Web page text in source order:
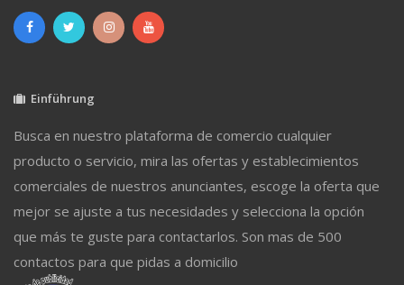
Einführung
Busca en nuestro plataforma de comercio cualquier
producto o servicio, mira las ofertas y establecimientos
comerciales de nuestros anunciantes, escoge la oferta que
mejor se ajuste a tus necesidades y selecciona la opción
que más te guste para contactarlos. Son mas de 500
contactos para que pidas a domicilio